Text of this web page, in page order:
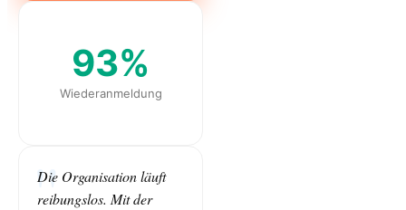
93%
Wiederanmeldung
Die Organisation läuft
reibungslos. Mit der